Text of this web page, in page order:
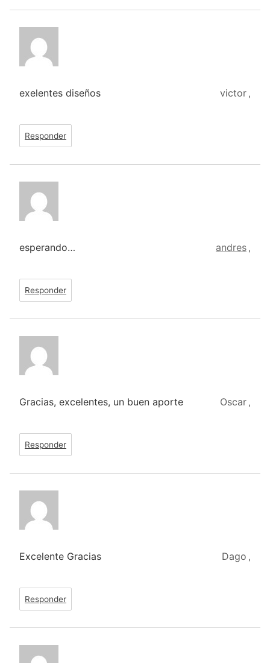
victor ,
exelentes diseños
Responder
andres ,
esperando…
Responder
Oscar ,
Gracias, excelentes, un buen aporte
Responder
Dago ,
Excelente Gracias
Responder